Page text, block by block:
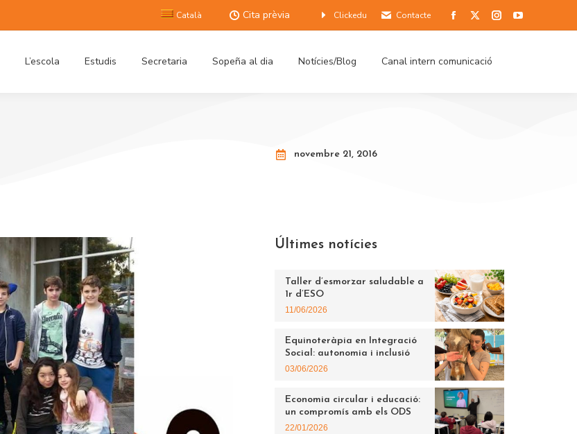
Català Cita prèvia Clickedu Contacte
L’escola Estudis Secretaria Sopeña al dia Notícies/Blog Canal intern comunicació
novembre 21, 2016
Últimes notícies
Taller d’esmorzar saludable a
1r d’ESO
11/06/2026
Equinoteràpia en Integració
Social: autonomia i inclusió
03/06/2026
Economia circular i educació:
un compromís amb els ODS
22/01/2026